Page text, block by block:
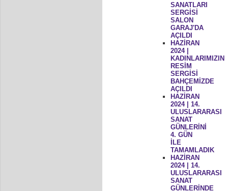
SANATLARI
SERGİSİ
SALON
GARAJ'DA
AÇILDI
HAZİRAN
2024 |
KADINLARIMIZIN
RESİM
SERGİSİ
BAHÇEMİZDE
AÇILDI
HAZİRAN
2024 | 14.
ULUSLARARASI
SANAT
GÜNLERİNİ
4. GÜN
İLE
TAMAMLADIK
HAZİRAN
2024 | 14.
ULUSLARARASI
SANAT
GÜNLERİNDE